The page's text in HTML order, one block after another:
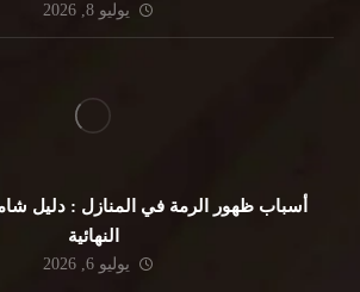
يوليو 8, 2026
أسباب ظهور الرمة في المنازل : دليل
النهائية
يوليو 6, 2026